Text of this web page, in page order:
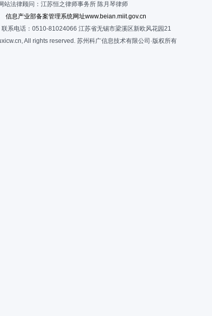
站法律顾问：江苏恒之律师事务所 陈月琴律师
息产业部备案管理系统网址www.beian.miit.gov.cn
系电话：0510-81024066 江苏省无锡市梁溪区新欧风花园21
All rights reserved. 苏州科广信息技术有限公司·版权所有